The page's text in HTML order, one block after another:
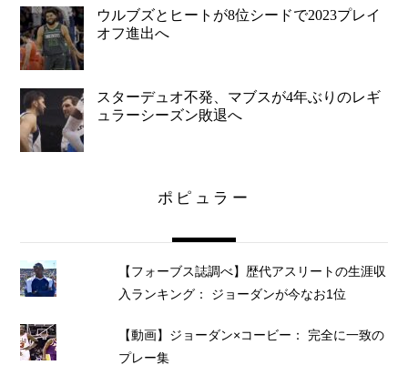
ウルブズとヒートが8位シードで2023プレイ
オフ進出へ
スターデュオ不発、マブスが4年ぶりのレギ
ュラーシーズン敗退へ
ポピュラー
【フォーブス誌調べ】歴代アスリートの生涯収
入ランキング： ジョーダンが今なお1位
【動画】ジョーダン×コービー： 完全に一致の
プレー集